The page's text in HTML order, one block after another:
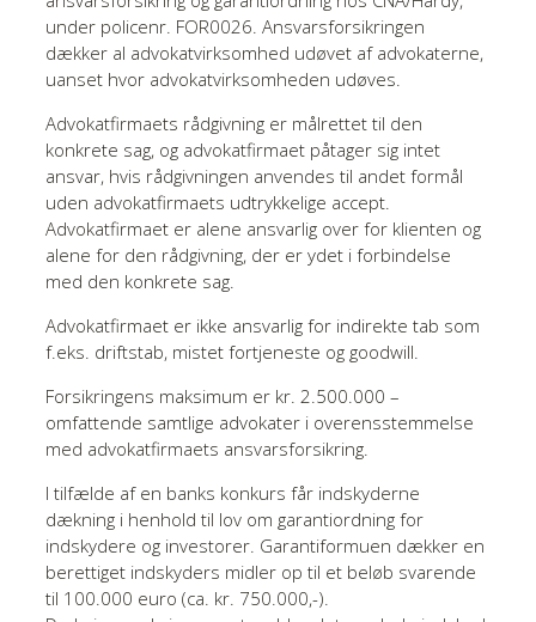
under policenr. FOR0026. Ansvarsforsikringen
dækker al advokatvirksomhed udøvet af advokaterne,
uanset hvor advokatvirksomheden udøves.
Advokatfirmaets rådgivning er målrettet til den
konkrete sag, og advokatfirmaet påtager sig intet
ansvar, hvis rådgivningen anvendes til andet formål
uden advokatfirmaets udtrykkelige accept.
Advokatfirmaet er alene ansvarlig over for klienten og
alene for den rådgivning, der er ydet i forbindelse
med den konkrete sag.
Advokatfirmaet er ikke ansvarlig for indirekte tab som
f.eks. driftstab, mistet fortjeneste og goodwill.
Forsikringens maksimum er kr. 2.500.000 –
omfattende samtlige advokater i overensstemmelse
med advokatfirmaets ansvarsforsikring.
I tilfælde af en banks konkurs får indskyderne
dækning i henhold til lov om garantiordning for
indskydere og investorer. Garantiformuen dækker en
berettiget indskyders midler op til et beløb svarende
til 100.000 euro (ca. kr. 750.000,-).